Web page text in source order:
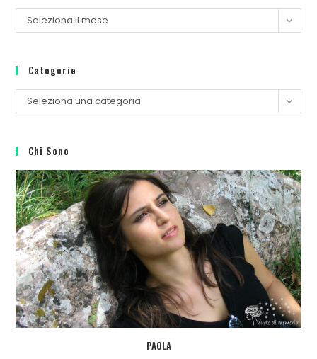
Seleziona il mese
Categorie
Seleziona una categoria
Chi Sono
PAOLA